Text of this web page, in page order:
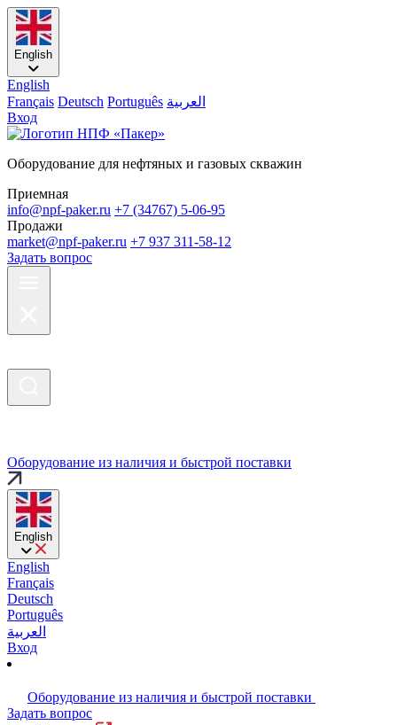
English
English
Français Deutsch Português العربية
Вход
Оборудование для нефтяных и газовых скважин
Приемная
info@npf-paker.ru +7 (34767) 5-06-95
Продажи
market@npf-paker.ru +7 937 311-58-12
Задать вопрос
Оборудование из наличия и быстрой поставки
English
English
Français
Deutsch
Português
العربية
Вход
Оборудование из наличия и быстрой поставки
Задать вопрос